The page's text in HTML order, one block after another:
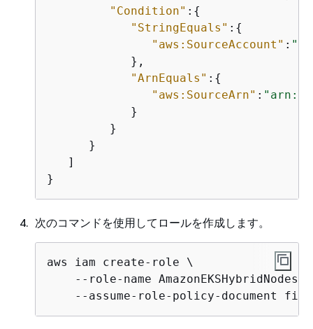
"Condition" : {
"StringEquals" : {
"aws:SourceAccount" :
            },
"ArnEquals" : {
"aws:SourceArn" :
            }
         }
      }
   ]
}
次のコマンドを使用してロールを作成します。
aws iam create-role \
--role-name
--assume-role-policy-document